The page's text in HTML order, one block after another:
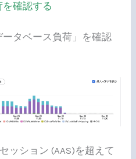
確認する
タベース負荷」を確認
ッション (AAS)を超えて